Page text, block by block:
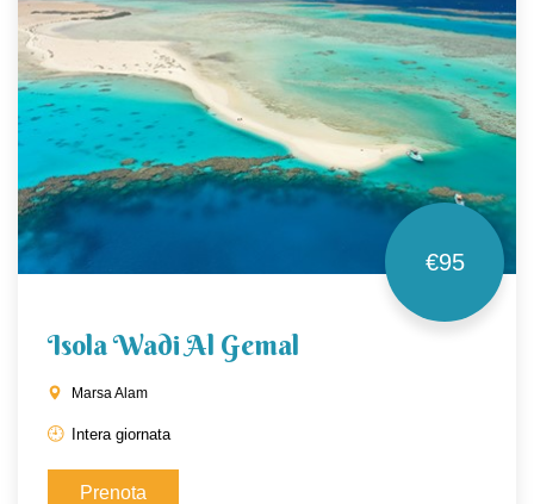
€95
Isola Wadi Al Gemal
Marsa Alam
Intera giornata
Prenota